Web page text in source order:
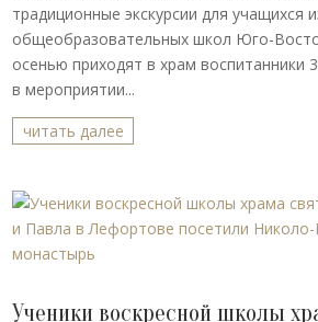
традиционные экскурсии для учащихся
общеобразовательных школ Юго-
осенью приходят в храм воспитанники
в мероприятии...
читать далее
Ученики воскресной школы